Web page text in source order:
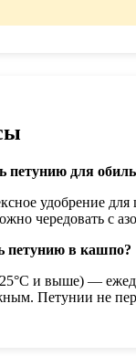
для
удобрение
чередовать с
петунию в кашпо?
и выше) —
Петунии не